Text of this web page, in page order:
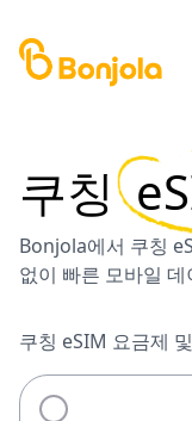
쿠칭
Bonjola에서 쿠칭
없이 빠른 모바일
쿠칭 eSIM 요금제